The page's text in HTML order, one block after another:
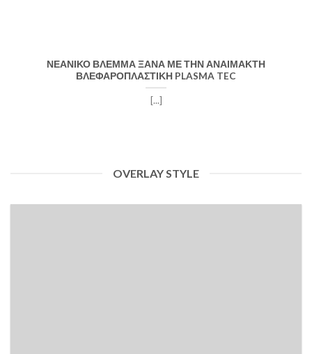
ΝΕΑΝΙΚΟ ΒΛΕΜΜΑ ΞΑΝΑ ΜΕ ΤΗΝ ΑΝΑΙΜΑΚΤΗ
ΒΛΕΦΑΡΟΠΛΑΣΤΙΚΗ PLASMA TEC
[...]
OVERLAY STYLE